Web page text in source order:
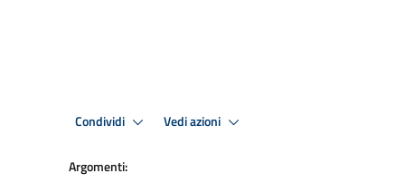
Condividi Vedi azioni
Argomenti: